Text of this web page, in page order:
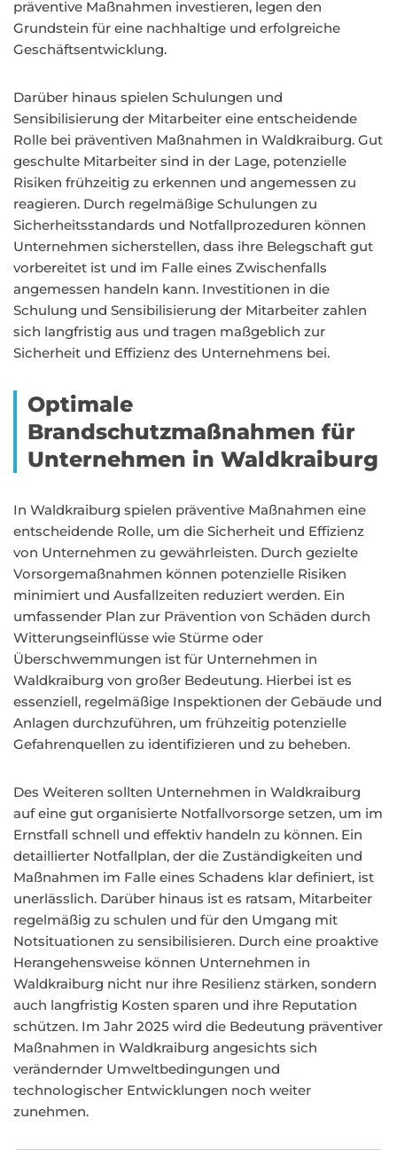
präventive Maßnahmen investieren, legen den
Grundstein für eine nachhaltige und erfolgreiche
Geschäftsentwicklung.
Darüber hinaus spielen Schulungen und
Sensibilisierung der Mitarbeiter eine entscheidende
Rolle bei präventiven Maßnahmen in Waldkraiburg. Gut
geschulte Mitarbeiter sind in der Lage, potenzielle
Risiken frühzeitig zu erkennen und angemessen zu
reagieren. Durch regelmäßige Schulungen zu
Sicherheitsstandards und Notfallprozeduren können
Unternehmen sicherstellen, dass ihre Belegschaft gut
vorbereitet ist und im Falle eines Zwischenfalls
angemessen handeln kann. Investitionen in die
Schulung und Sensibilisierung der Mitarbeiter zahlen
sich langfristig aus und tragen maßgeblich zur
Sicherheit und Effizienz des Unternehmens bei.
Optimale
Brandschutzmaßnahmen für
Unternehmen in Waldkraiburg
In Waldkraiburg spielen präventive Maßnahmen eine
entscheidende Rolle, um die Sicherheit und Effizienz
von Unternehmen zu gewährleisten. Durch gezielte
Vorsorgemaßnahmen können potenzielle Risiken
minimiert und Ausfallzeiten reduziert werden. Ein
umfassender Plan zur Prävention von Schäden durch
Witterungseinflüsse wie Stürme oder
Überschwemmungen ist für Unternehmen in
Waldkraiburg von großer Bedeutung. Hierbei ist es
essenziell, regelmäßige Inspektionen der Gebäude und
Anlagen durchzuführen, um frühzeitig potenzielle
Gefahrenquellen zu identifizieren und zu beheben.
Des Weiteren sollten Unternehmen in Waldkraiburg
auf eine gut organisierte Notfallvorsorge setzen, um im
Ernstfall schnell und effektiv handeln zu können. Ein
detaillierter Notfallplan, der die Zuständigkeiten und
Maßnahmen im Falle eines Schadens klar definiert, ist
unerlässlich. Darüber hinaus ist es ratsam, Mitarbeiter
regelmäßig zu schulen und für den Umgang mit
Notsituationen zu sensibilisieren. Durch eine proaktive
Herangehensweise können Unternehmen in
Waldkraiburg nicht nur ihre Resilienz stärken, sondern
auch langfristig Kosten sparen und ihre Reputation
schützen. Im Jahr 2025 wird die Bedeutung präventiver
Maßnahmen in Waldkraiburg angesichts sich
verändernder Umweltbedingungen und
technologischer Entwicklungen noch weiter
zunehmen.